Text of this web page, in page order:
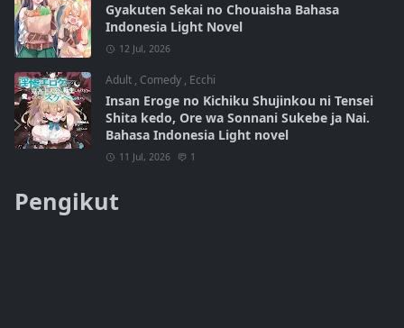
Gyakuten Sekai no Chouaisha Bahasa
Indonesia Light Novel
12 Jul, 2026
Adult , Comedy , Ecchi
Insan Eroge no Kichiku Shujinkou ni Tensei
Shita kedo, Ore wa Sonnani Sukebe ja Nai.
Bahasa Indonesia Light novel
11 Jul, 2026 1
Pengikut